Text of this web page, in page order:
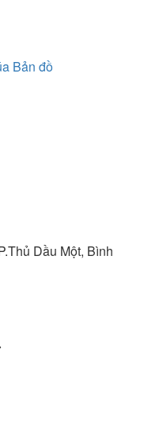
Bản đồ
Dầu Một, Bình